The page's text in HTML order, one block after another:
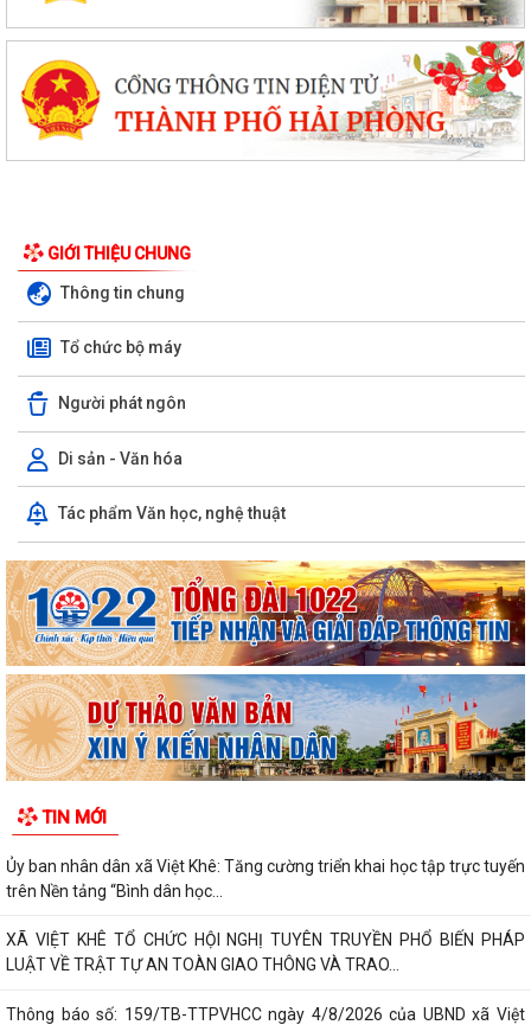
GIỚI THIỆU CHUNG
Thông tin chung
Tổ chức bộ máy
Người phát ngôn
Di sản - Văn hóa
Tác phẩm Văn học, nghệ thuật
TIN MỚI
Ủy ban nhân dân xã Việt Khê: Tăng cường triển khai học tập trực tuyến
trên Nền tảng “Bình dân học...
XÃ VIỆT KHÊ TỔ CHỨC HỘI NGHỊ TUYÊN TRUYỀN PHỔ BIẾN PHÁP
LUẬT VỀ TRẬT TỰ AN TOÀN GIAO THÔNG VÀ TRAO...
Thông báo số: 159/TB-TTPVHCC ngày 4/8/2026 của UBND xã Việt